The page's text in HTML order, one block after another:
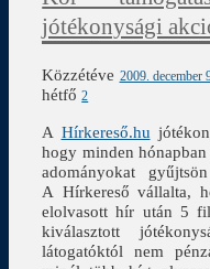
jótékonysági
Közzétéve 2009. december
hétfő 2
A Hírkereső.hu
hogy minden
adományokat
A Hírkereső vállalta,
elolvasott hír után 5
kiválasztott
látogatóktól nem